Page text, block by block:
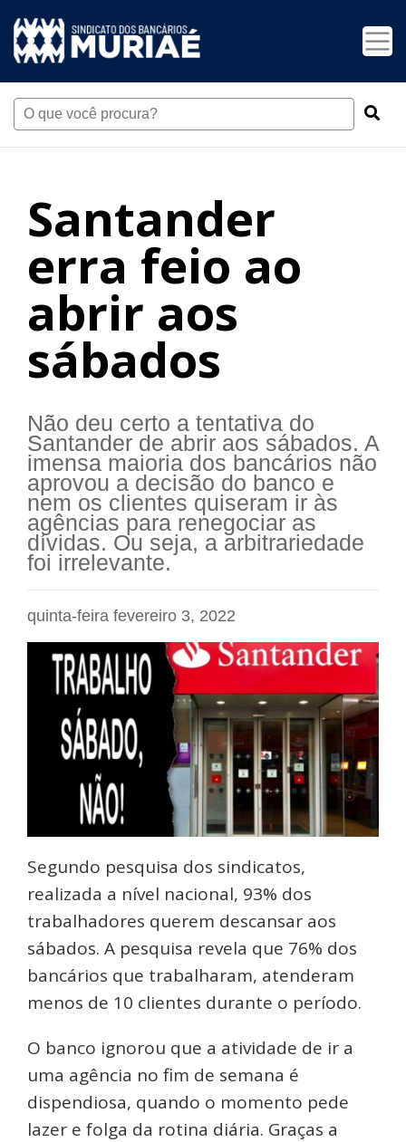
Santander
erra feio ao
abrir aos
sábados
Não deu certo a tentativa do
Santander de abrir aos sábados. A
imensa maioria dos bancários não
aprovou a decisão do banco e
nem os clientes quiseram ir às
agências para renegociar as
dívidas. Ou seja, a arbitrariedade
foi irrelevante.
quinta-feira fevereiro 3, 2022
Segundo pesquisa dos sindicatos,
realizada a nível nacional, 93% dos
trabalhadores querem descansar aos
sábados. A pesquisa revela que 76% dos
bancários que trabalharam, atenderam
menos de 10 clientes durante o período.
O banco ignorou que a atividade de ir a
uma agência no fim de semana é
dispendiosa, quando o momento pede
lazer e folga da rotina diária. Graças a